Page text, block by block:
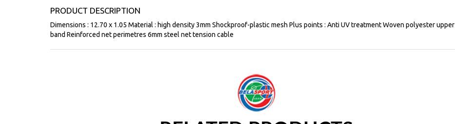
PRODUCT DESCRIPTION
Dimensions : 12.70 x 1.05 Material : high density 3mm Shockproof-plastic mesh Plus points : Anti UV treatment Woven polyester upper
band Reinforced net perimetres 6mm steel net tension cable